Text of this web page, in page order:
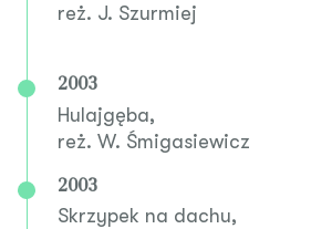
reż. J. Szurmiej
2003
Hulajgęba,
reż. W. Śmigasiewicz
2003
Skrzypek na dachu,